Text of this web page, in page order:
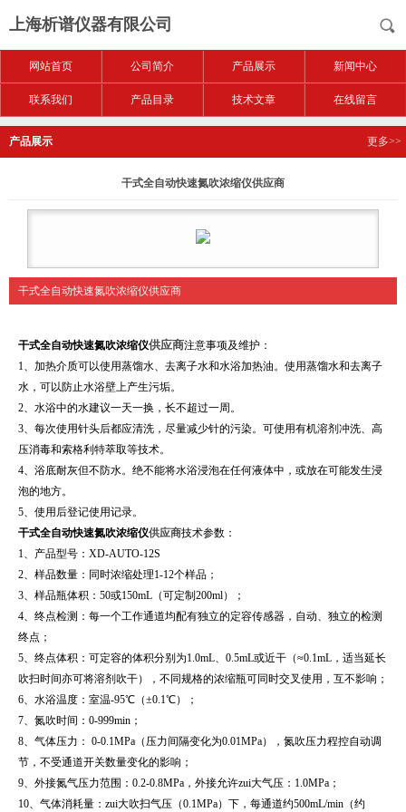
上海析谱仪器有限公司
网站首页 公司简介 产品展示 新闻中心
联系我们 产品目录 技术文章 在线留言
产品展示 更多>>
干式全自动快速氮吹浓缩仪供应商
干式全自动快速氮吹浓缩仪供应商
干式全自动快速氮吹浓缩仪供应商注意事项及维护：
1、加热介质可以使用蒸馏水、去离子水和水浴加热油。使用蒸馏水和去离子
水，可以防止水浴壁上产生污垢。
2、水浴中的水建议一天一换，长不超过一周。
3、每次使用针头后都应清洗，尽量减少针的污染。可使用有机溶剂冲洗、高
压消毒和索格利特萃取等技术。
4、浴底耐灰但不防水。绝不能将水浴浸泡在任何液体中，或放在可能发生浸
泡的地方。
5、使用后登记使用记录。
干式全自动快速氮吹浓缩仪供应商技术参数：
1、产品型号：XD-AUTO-12S
2、样品数量：同时浓缩处理1-12个样品；
3、样品瓶体积：50或150mL（可定制200ml）；
4、终点检测：每一个工作通道均配有独立的定容传感器，自动、独立的检测
终点；
5、终点体积：可定容的体积分别为1.0mL、0.5mL或近干（≈0.1mL，适当延长
吹扫时间亦可将溶剂吹干），不同规格的浓缩瓶可同时交叉使用，互不影响；
6、水浴温度：室温-95℃（±0.1℃）；
7、氮吹时间：0-999min；
8、气体压力： 0-0.1MPa（压力间隔变化为0.01MPa），氮吹压力程控自动调
节，不受通道开关数量变化的影响；
9、外接氮气压力范围：0.2-0.8MPa，外接允许zui大气压：1.0MPa；
10、气体消耗量：zui大吹扫气压（0.1MPa）下，每通道约500mL/min（约